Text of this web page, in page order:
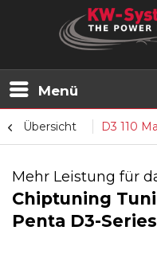
Menü
Übersicht D3 110
Mehr Leistung für
Chiptuning
Penta D3-